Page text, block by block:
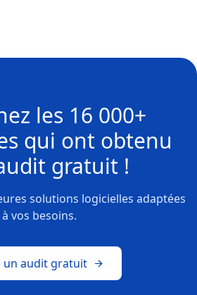
les 16 000+
qui ont obtenu
gratuit !
solutions logicielles adaptées
à vos besoins.
un audit gratuit